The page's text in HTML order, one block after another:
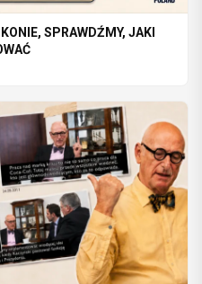
SPRAWDŹMY, JAKI